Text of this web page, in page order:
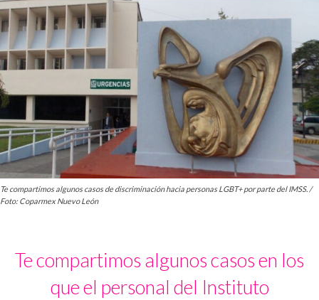
Te compartimos algunos casos de discriminación hacia personas LGBT+ por parte del IMSS. /
Foto: Coparmex Nuevo León
Te compartimos algunos casos en los
que el personal del Instituto